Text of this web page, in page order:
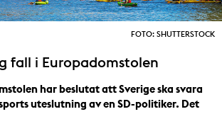
FOTO: SHUTTERSTOCK
fall i Europadomstolen
har beslutat att Sverige ska svara
uteslutning av en SD-politiker. Det